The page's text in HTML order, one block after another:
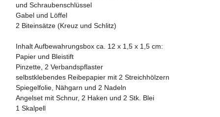
und Schraubenschlüssel
Gabel und Löffel
2 Biteinsätze (Kreuz und Schlitz)
Inhalt Aufbewahrungsbox ca. 12 x 1,5 x 1,5 cm:
Papier und Bleistift
Pinzette, 2 Verbandspflaster
selbstklebendes Reibepapier mit 2 Streichhölzern
Spiegelfolie, Nähgarn und 2 Nadeln
Angelset mit Schnur, 2 Haken und 2 Stk. Blei
1 Skalpell